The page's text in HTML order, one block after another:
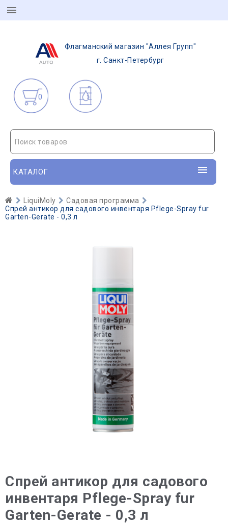
Флагманский магазин "Аллея Групп"
г. Санкт-Петербург
0
Поиск товаров
КАТАЛОГ
LiquiMoly
Садовая программа
Спрей антикор для садового инвентаря Pflege-Spray fur
Garten-Gerate - 0,3 л
Спрей антикор для садового
инвентаря Pflege-Spray fur
Garten-Gerate - 0,3 л